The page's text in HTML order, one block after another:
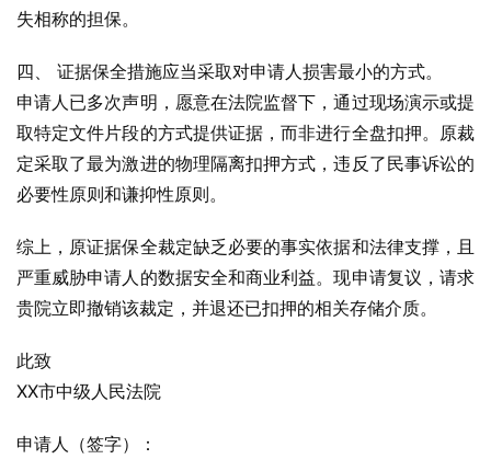
失相称的担保。
四、 证据保全措施应当采取对申请人损害最小的方式。
申请人已多次声明，愿意在法院监督下，通过现场演示或提
取特定文件片段的方式提供证据，而非进行全盘扣押。原裁
定采取了最为激进的物理隔离扣押方式，违反了民事诉讼的
必要性原则和谦抑性原则。
综上，原证据保全裁定缺乏必要的事实依据和法律支撑，且
严重威胁申请人的数据安全和商业利益。现申请复议，请求
贵院立即撤销该裁定，并退还已扣押的相关存储介质。
此致
XX市中级人民法院
申请人（签字）：